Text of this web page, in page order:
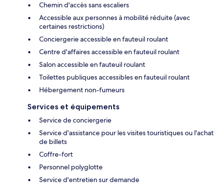
Chemin d'accès sans escaliers
Accessible aux personnes à mobilité réduite (avec
certaines restrictions)
Conciergerie accessible en fauteuil roulant
Centre d'affaires accessible en fauteuil roulant
Salon accessible en fauteuil roulant
Toilettes publiques accessibles en fauteuil roulant
Hébergement non-fumeurs
Services et équipements
Service de conciergerie
Service d'assistance pour les visites touristiques ou l'achat
de billets
Coffre-fort
Personnel polyglotte
Service d'entretien sur demande